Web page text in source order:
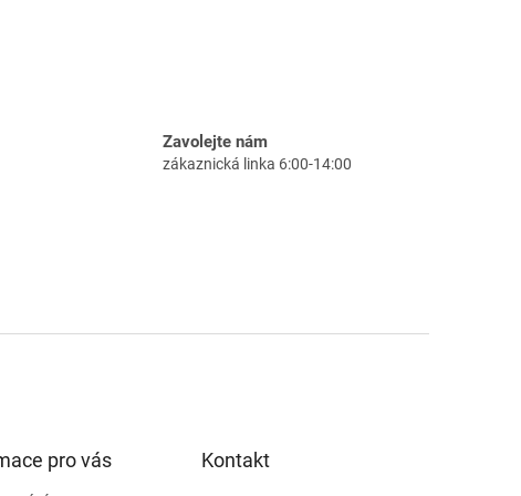
Zavolejte nám
zákaznická linka 6:00-14:00
pro vás Kontakt